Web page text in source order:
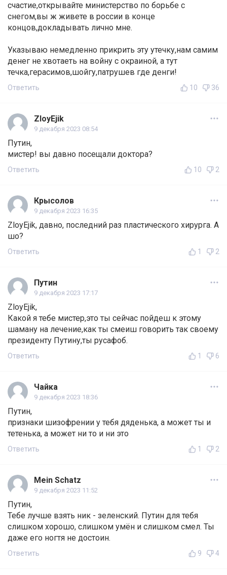
счастие,открывайте министерство по борьбе с
снегом,вы ж живете в россии в конце
концов,докладывать лично мне.
Указываю немедленно прикрить эту утечку,нам самим
денег не хвотаеть на войну с окраиной, а тут
течка,герасимов,шойгу,патрушев где денги!
Ответить 10 36
ZloyEjik
9 декабря 2023 08:54
Путин,
мистер! вы давно посещали доктора?
Ответить 10 2
Крысолов
9 декабря 2023 16:35
ZloyEjik, давно, последний раз пластического хирурга. А
шо?
Ответить 1 2
Путин
9 декабря 2023 17:17
ZloyEjik,
Какой я тебе мистер,это ты сейчас пойдеш к этому
шаману на лечение,как ты смеиш говорить так своему
президенту Путину,ты русафоб.
Ответить 1 6
Чайка
9 декабря 2023 18:36
Путин,
признаки шизофрении у тебя дяденька, а может ты и
тетенька, а может ни то и ни это
Ответить 1 2
Mein Schatz
9 декабря 2023 11:52
Путин,
Тебе лучше взять ник - зеленский. Путин для тебя
слишком хорошо, слишком умён и слишком смел. Ты
даже его ногтя не достоин.
Ответить 9 4